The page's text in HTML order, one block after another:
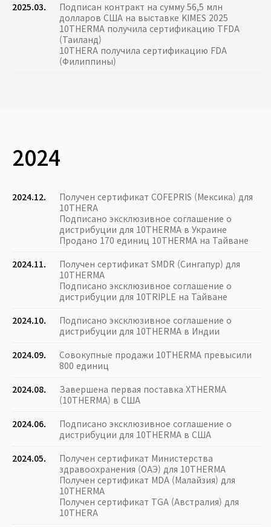
2025.03.
Подписан контракт на сумму 56,5 млн
долларов США на выставке KIMES 2025
10THERMA получила сертификацию TFDA
(Таиланд)
10THERA получила сертификацию FDA
(Филиппины)
2024
2024.12.
Получен сертификат COFEPRIS (Мексика) для
10THERA
Подписано эксклюзивное соглашение о
дистрибуции для 10THERMA в Украине
Продано 170 единиц 10THERMA на Тайване
2024.11.
Получен сертификат SMDR (Сингапур) для
10THERMA
Подписано эксклюзивное соглашение о
дистрибуции для 10TRIPLE на Тайване
2024.10.
Подписано эксклюзивное соглашение о
дистрибуции для 10THERMA в Индии
2024.09.
Совокупные продажи 10THERMA превысили
800 единиц
2024.08.
Завершена первая поставка XTHERMA
(10THERMA) в США
2024.06.
Подписано эксклюзивное соглашение о
дистрибуции для 10THERMA в США
2024.05.
Получен сертификат Министерства
здравоохранения (ОАЭ) для 10THERMA
Получен сертификат MDA (Малайзия) для
10THERMA
Получен сертификат TGA (Австралия) для
10THERA